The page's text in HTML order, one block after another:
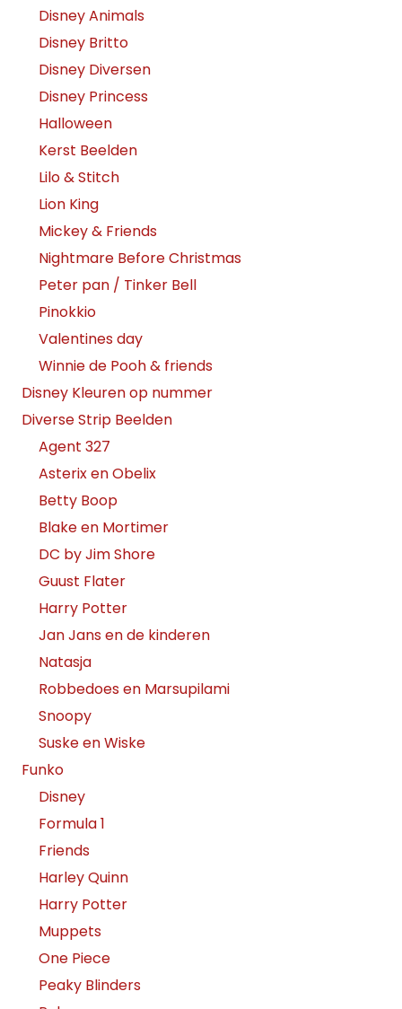
Disney Animals
Disney Britto
Disney Diversen
Disney Princess
Halloween
Kerst Beelden
Lilo & Stitch
Lion King
Mickey & Friends
Nightmare Before Christmas
Peter pan / Tinker Bell
Pinokkio
Valentines day
Winnie de Pooh & friends
Disney Kleuren op nummer
Diverse Strip Beelden
Agent 327
Asterix en Obelix
Betty Boop
Blake en Mortimer
DC by Jim Shore
Guust Flater
Harry Potter
Jan Jans en de kinderen
Natasja
Robbedoes en Marsupilami
Snoopy
Suske en Wiske
Funko
Disney
Formula 1
Friends
Harley Quinn
Harry Potter
Muppets
One Piece
Peaky Blinders